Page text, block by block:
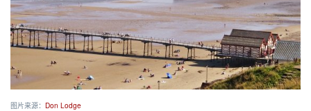
图片来源： Don Lodge